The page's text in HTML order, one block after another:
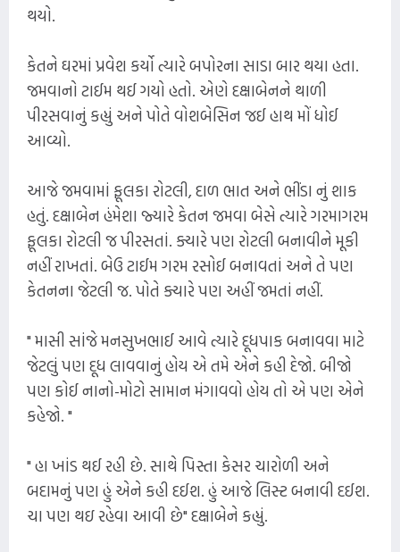
થયો.
કેતને ઘરમાં પ્રવેશ કર્યો ત્યારે બપોરના સાડા બાર થયા હતા.
જમવાનો ટાઈમ થઈ ગયો હતો. એણે દક્ષાબેનને થાળી
પીરસવાનું કહ્યું અને પોતે વોશબેસિન જઈ હાથ મોં ધોઈ
આવ્યો.
આજે જમવામાં ફૂલકા રોટલી, દાળ ભાત અને ભીંડા નું શાક
હતું. દક્ષાબેન હંમેશા જ્યારે કેતન જમવા બેસે ત્યારે ગરમાગરમ
ફૂલકા રોટલી જ પીરસતાં. ક્યારે પણ રોટલી બનાવીને મૂકી
નહીં રાખતાં. બેઉ ટાઈમ ગરમ રસોઈ બનાવતાં અને તે પણ
કેતનના જેટલી જ. પોતે ક્યારે પણ અહીં જમતાં નહીં.
" માસી સાંજે મનસુખભાઈ આવે ત્યારે દૂધપાક બનાવવા માટે
જેટલું પણ દૂધ લાવવાનું હોય એ તમે એને કહી દેજો. બીજો
પણ કોઈ નાનો-મોટો સામાન મંગાવવો હોય તો એ પણ એને
કહેજો. "
" હા ખાંડ થઈ રહી છે. સાથે પિસ્તા કેસર ચારોળી અને
બદામનું પણ હું એને કહી દઈશ. હું આજે લિસ્ટ બનાવી દઈશ.
ચા પણ થઇ રહેવા આવી છે" દક્ષાબેને કહ્યું.